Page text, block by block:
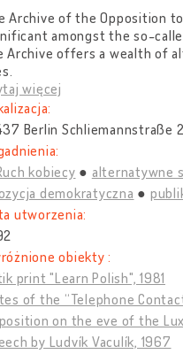
Archive of the Opposition
amongst the so-
Archive offers a wealth of
więcej
Berlin Schliemannstraße
kobiecy
alternatywne
demokratyczna
utworzenia:
obiekty :
print "Learn Polish", 1981
of the “Telephone
on the eve of the
by Ludvík Vaculík, 1967